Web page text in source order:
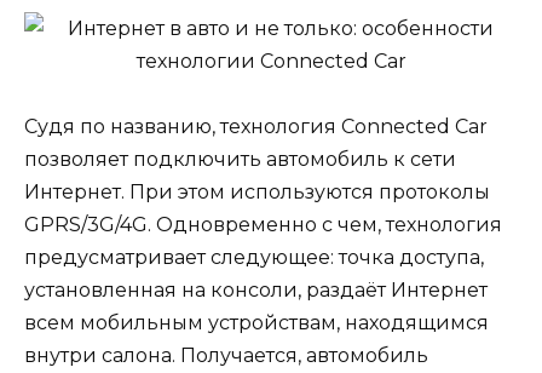
Судя по названию, технология Connected Car
позволяет подключить автомобиль к сети
Интернет. При этом используются протоколы
GPRS/3G/4G. Одновременно с чем, технология
предусматривает следующее: точка доступа,
установленная на консоли, раздаёт Интернет
всем мобильным устройствам, находящимся
внутри салона. Получается, автомобиль